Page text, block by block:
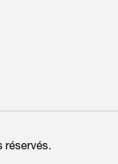
réservés.